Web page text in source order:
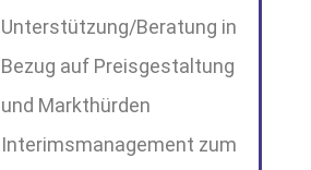
Unterstützung/Beratung in
Bezug auf Preisgestaltung
und Markthürden
Interimsmanagement zum